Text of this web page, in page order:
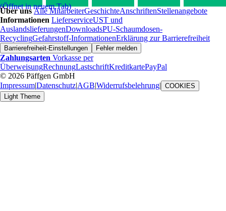
(Öffnet in neuem Tab)
Über unsAlle MitarbeiterGeschichteAnschriftenStellenangebote
Informationen LieferserviceUST und
AuslandslieferungenDownloadsPU-Schaumdosen-
RecyclingGefahrstoff-InformationenErklärung zur Barrierefreiheit
Barrierefreiheit-Einstellungen Fehler melden
Zahlungsarten Vorkasse per
ÜberweisungRechnungLastschriftKreditkartePayPal
© 2026 Päffgen GmbH
Impressum|Datenschutz|AGB|Widerrufsbelehrung| COOKIES
Light Theme